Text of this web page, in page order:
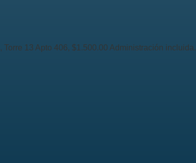
13 Apto 406, $1.500.00 Administración incluida.